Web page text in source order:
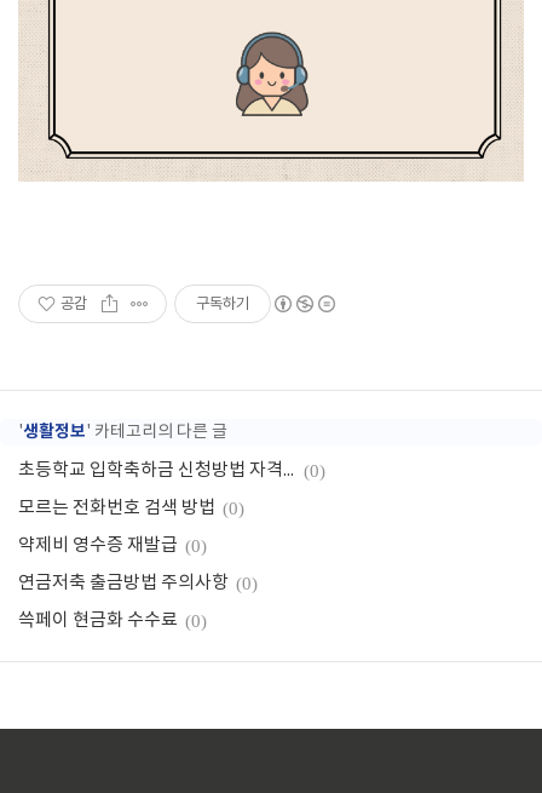
공감 구독하기
'생활정보' 카테고리의 다른 글
초등학교 입학축하금 신청방법 자격조건 (0)
모르는 전화번호 검색 방법 (0)
약제비 영수증 재발급 (0)
연금저축 출금방법 주의사항 (0)
쓱페이 현금화 수수료 (0)